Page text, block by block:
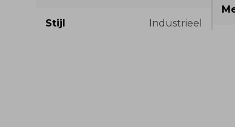
Stijl Industrieel